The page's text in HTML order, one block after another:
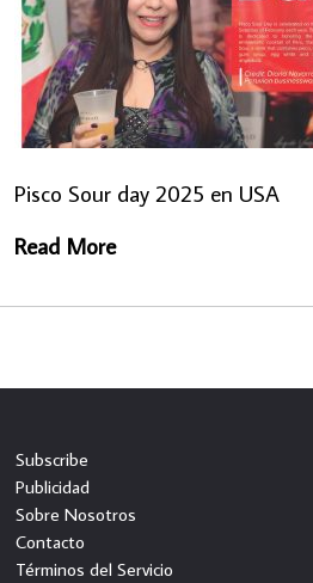
Pisco Sour day 2025 en USA
Read More
Subscribe
Publicidad
Sobre Nosotros
Contacto
Términos del Servicio